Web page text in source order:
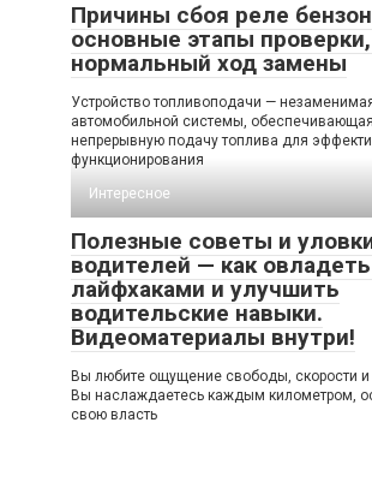
Причины сбоя реле
основные этапы
нормальный ход замены
Устройство топливоподачи —
автомобильной системы, обеспечивающая
непрерывную подачу топлива для
функционирования
Интересное
Полезные советы и
водителей — как
лайфхаками и улучшить
водительские навыки.
Видеоматериалы внутри!
Вы любите ощущение свободы, скорости и
Вы наслаждаетесь каждым километром,
свою власть